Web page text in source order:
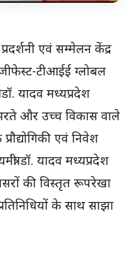
एवं सम्मेलन केंद्र
टीआईई ग्लोबल
यादव मध्यप्रदेश
और उच्च विकास वाले
एवं निवेश
डॉ. यादव मध्यप्रदेश
अवसरों की विस्तृत रूपरेखा
के साथ साझा